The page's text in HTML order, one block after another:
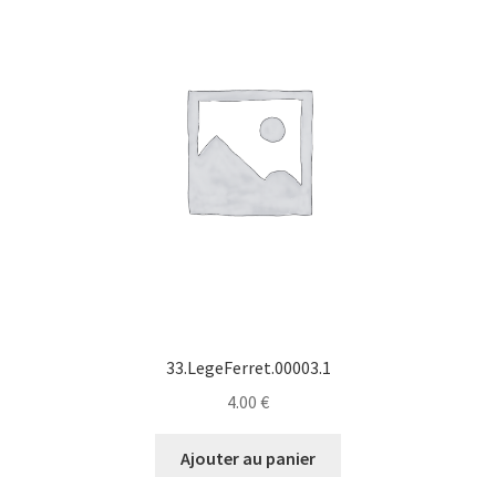
33.LegeFerret.00003.1
4.00 €
Ajouter au panier